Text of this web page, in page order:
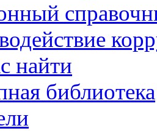
найти
библиотека